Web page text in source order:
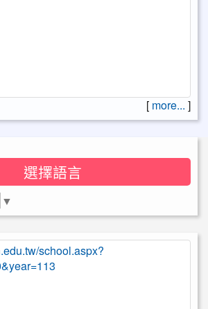
[ more... ]
選擇語言
▼